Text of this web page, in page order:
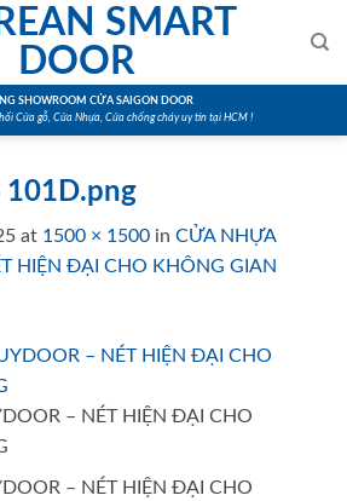
SHOWROOM CỬA SAIGON DOOR
Cửa gỗ, Cửa Nhựa, Cửa chống cháy uy tín tại HCM !
101D.png
at 1500 × 1500 in CỬA NHỰA
HIỆN ĐẠI CHO KHÔNG GIAN
– NÉT HIỆN ĐẠI CHO
– NÉT HIỆN ĐẠI CHO